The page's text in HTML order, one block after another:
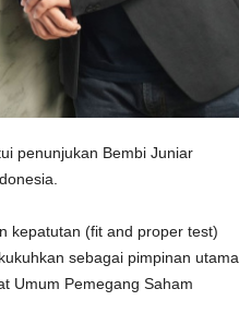
penunjukan Bembi Juniar
kepatutan (fit and proper test)
sebagai pimpinan utama
Umum Pemegang Saham